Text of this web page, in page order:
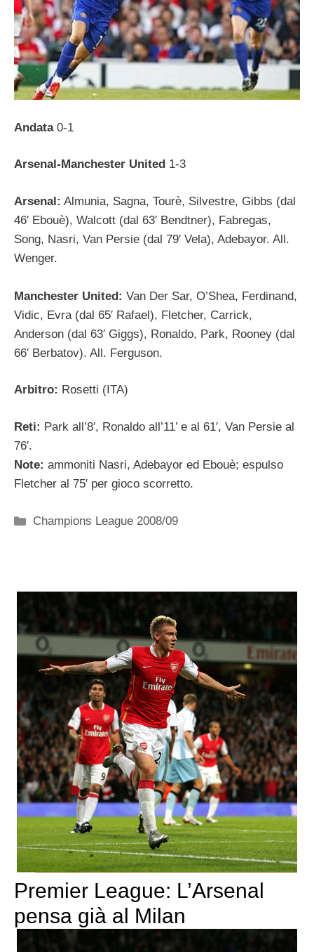
Andata0-1
Arsenal-Manchester United 1-3
Arsenal: Almunia, Sagna, Tourè, Silvestre, Gibbs (dal
46′ Ebouè), Walcott (dal 63′ Bendtner), Fabregas,
Song, Nasri, Van Persie (dal 79′ Vela), Adebayor. All.
Wenger.
Manchester United: Van Der Sar, O’Shea, Ferdinand,
Vidic, Evra (dal 65′ Rafael), Fletcher, Carrick,
Anderson (dal 63′ Giggs), Ronaldo, Park, Rooney (dal
66′ Berbatov). All. Ferguson.
Arbitro: Rosetti (ITA)
Reti: Park all’8′, Ronaldo all’11’ e al 61′, Van Persie al
76′.
Note: ammoniti Nasri, Adebayor ed Ebouè; espulso
Fletcher al 75′ per gioco scorretto.
Categorie
Champions League 2008/09
Premier League: L’Arsenal
pensa già al Milan